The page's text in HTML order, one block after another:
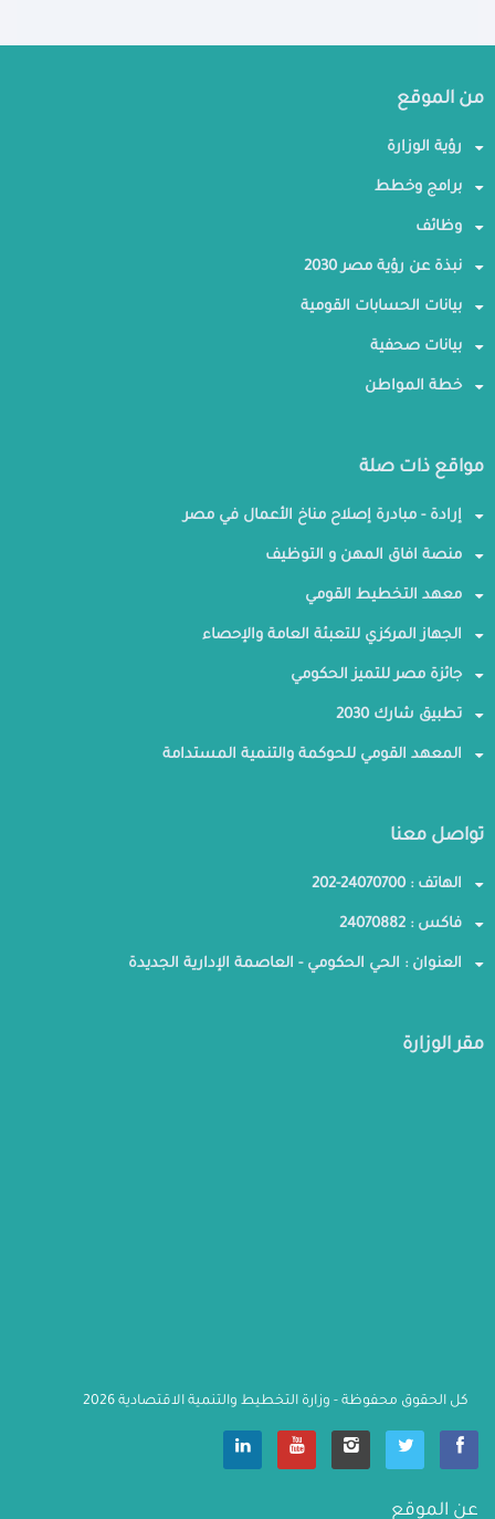
من الموقع
رؤية الوزارة
برامج وخطط
وظائف
نبذة عن رؤية مصر 2030
بيانات الحسابات القومية
بيانات صحفية
خطة المواطن
مواقع ذات صلة
إرادة - مبادرة إصلاح مناخ الأعمال في مصر
منصة افاق المهن و التوظيف
معهد التخطيط القومي
الجهاز المركزي للتعبئة العامة والإحصاء
جائزة مصر للتميز الحكومي
تطبيق شارك 2030
المعهد القومي للحوكمة والتنمية المستدامة
تواصل معنا
الهاتف : 24070700-202
فاكس : 24070882
العنوان : الحي الحكومي - العاصمة الإدارية الجديدة
مقر الوزارة
كل الحقوق محفوظة - وزارة التخطيط والتنمية الاقتصادية 2026